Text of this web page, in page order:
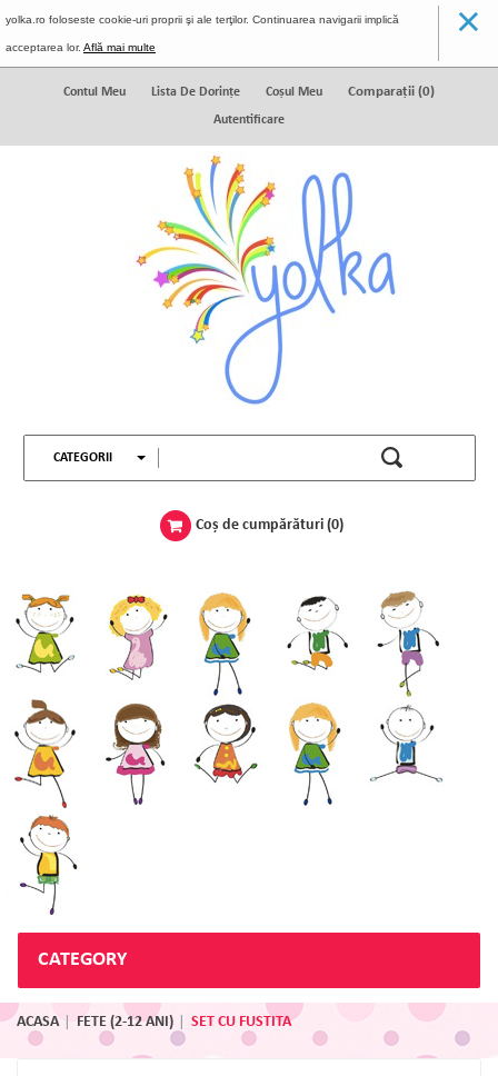
yolka.ro foloseste cookie-uri proprii şi ale terţilor. Continuarea navigarii implică
acceptarea lor. Află mai multe
×
Contul Meu Lista De Dorinţe Coșul Meu Comparaţii (0)
Autentificare
CATEGORII
Coş de cumpărături (0)
CATEGORY
ACASA FETE (2-12 ANI) SET CU FUSTITA